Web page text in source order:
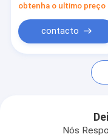
Cercos quadrados
Cabines das
Portas de vidro
obtenha o ultimo preço
contacto
Nós